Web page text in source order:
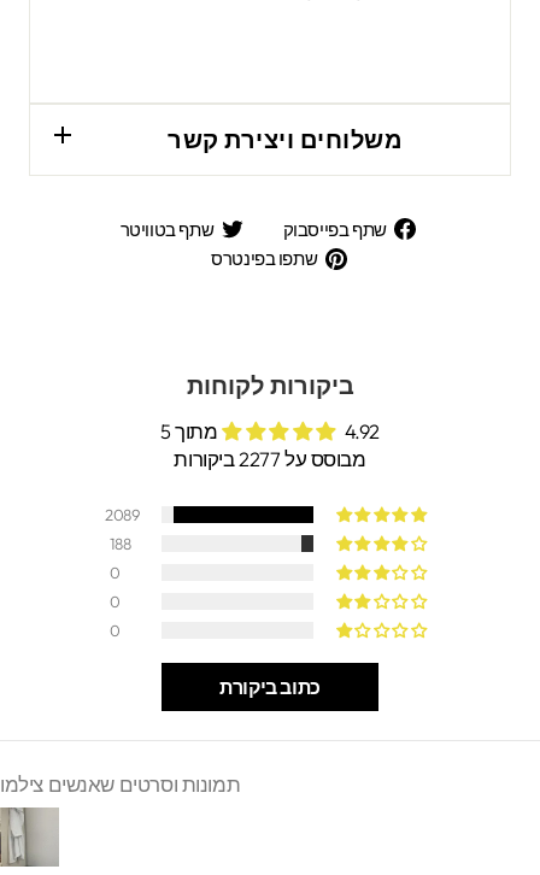
משלוחים ויצירת קשר
שתף בפייסבוק
שתף
בפייסבוק
שתף בטוויטר
שתפו בפינטרס
ביקורות לקוחות
4.92 מתוך 5
מבוסס על 2277 ביקורות
2089
188
0
0
0
כתוב ביקורת
תמונות וסרטים שאנשים צילמו